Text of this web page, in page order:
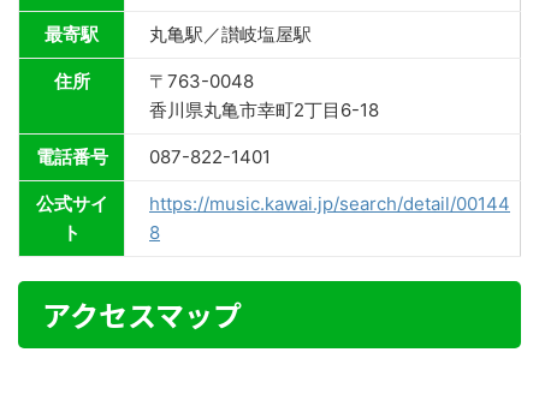
最寄駅 丸亀駅／讃岐塩屋駅
住所
〒763-0048
香川県丸亀市幸町2丁目6-18
電話番号 087-822-1401
公式サイ
ト
https://music.kawai.jp/search/detail/00144
8
アクセスマップ